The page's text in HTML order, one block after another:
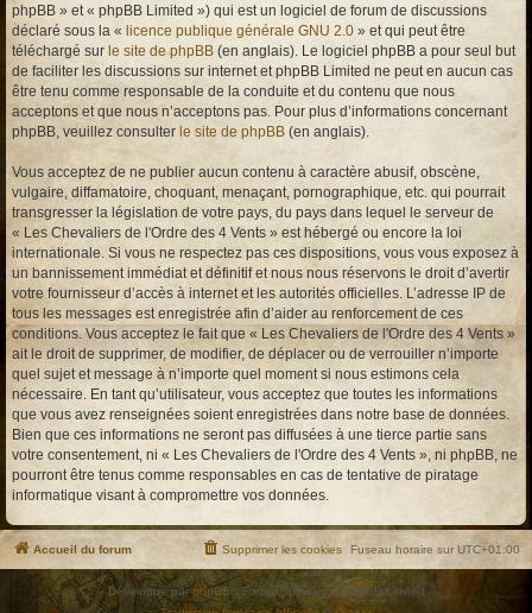
phpBB » et « phpBB Limited ») qui est un logiciel de forum de discussions
déclaré sous la « licence publique générale GNU 2.0 » et qui peut être
téléchargé sur le site de phpBB (en anglais). Le logiciel phpBB a pour seul but
de faciliter les discussions sur internet et phpBB Limited ne peut en aucun cas
être tenu comme responsable de la conduite et du contenu que nous
acceptons et que nous n’acceptons pas. Pour plus d’informations concernant
phpBB, veuillez consulter le site de phpBB (en anglais).
Vous acceptez de ne publier aucun contenu à caractère abusif, obscène,
vulgaire, diffamatoire, choquant, menaçant, pornographique, etc. qui pourrait
transgresser la législation de votre pays, du pays dans lequel le serveur de
« Les Chevaliers de l'Ordre des 4 Vents » est hébergé ou encore la loi
internationale. Si vous ne respectez pas ces dispositions, vous vous exposez à
un bannissement immédiat et définitif et nous nous réservons le droit d’avertir
votre fournisseur d’accès à internet et les autorités officielles. L’adresse IP de
tous les messages est enregistrée afin d’aider au renforcement de ces
conditions. Vous acceptez le fait que « Les Chevaliers de l'Ordre des 4 Vents »
ait le droit de supprimer, de modifier, de déplacer ou de verrouiller n’importe
quel sujet et message à n’importe quel moment si nous estimons cela
nécessaire. En tant qu’utilisateur, vous acceptez que toutes les informations
que vous avez renseignées soient enregistrées dans notre base de données.
Bien que ces informations ne seront pas diffusées à une tierce partie sans
votre consentement, ni « Les Chevaliers de l'Ordre des 4 Vents », ni phpBB, ne
pourront être tenus comme responsables en cas de tentative de piratage
informatique visant à compromettre vos données.
Accueil du forum Fuseau horaire surUTC+01:00
Supprimer les cookies
Développé parphpBB® Forum Software © phpBB Limited